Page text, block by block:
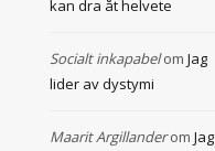
kan dra åt helvete
Socialt inkapabelom Jag
lider av dystymi
Maarit Argillanderom Jag